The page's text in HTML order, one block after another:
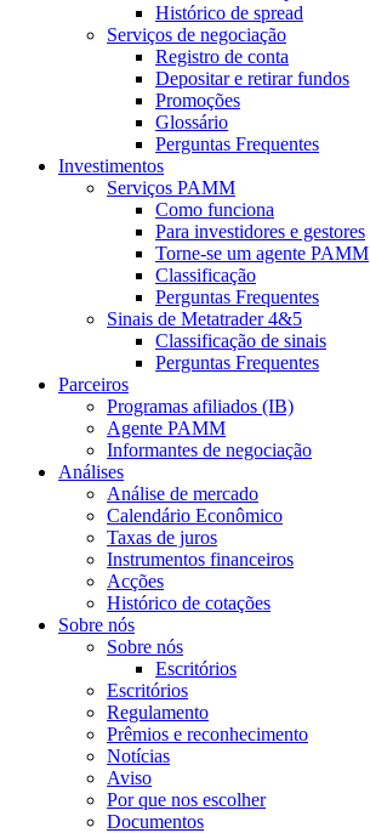
Histórico de spread
Serviços de negociação
Registro de conta
Depositar e retirar fundos
Promoções
Glossário
Perguntas Frequentes
Investimentos
Serviços PAMM
Como funciona
Para investidores e gestores
Torne-se um agente PAMM
Classificação
Perguntas Frequentes
Sinais de Metatrader 4&5
Classificação de sinais
Perguntas Frequentes
Parceiros
Programas afiliados (IB)
Agente PAMM
Informantes de negociação
Análises
Análise de mercado
Calendário Econômico
Taxas de juros
Instrumentos financeiros
Acções
Histórico de cotações
Sobre nós
Sobre nós
Escritórios
Escritórios
Regulamento
Prêmios e reconhecimento
Notícias
Aviso
Por que nos escolher
Documentos